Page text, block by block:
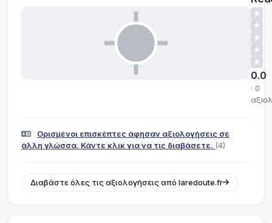
★
★
★
★
★
0.0
· 0
Ορισμένοι επισκέπτες άφησαν αξιολογήσεις σε
άλλη γλώσσα. Κάντε κλικ για να τις διαβάσετε. (4)
Διαβάστε όλες τις αξιολογήσεις από laredoute.fr